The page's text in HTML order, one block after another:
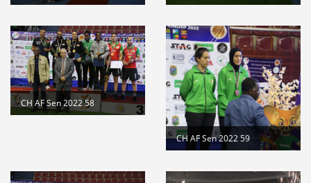
CH AF Sen 2022 58
CH AF Sen 2022 59